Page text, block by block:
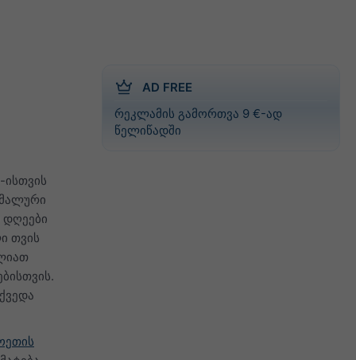
AD FREE
რეკლამის გამორთვა 9 €-ად
წელიწადში
ისთვის
დღეები
თვის